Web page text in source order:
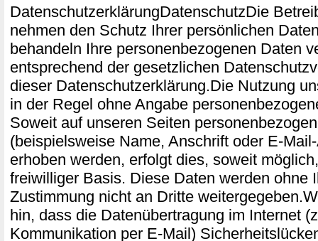
DatenschutzerklärungDatenschutzDie
nehmen den Schutz Ihrer persönlichen
behandeln Ihre personenbezogenen Daten
entsprechend der gesetzlichen
dieser Datenschutzerklärung.Die Nutzung
in der Regel ohne Angabe
Soweit auf unseren Seiten
(beispielsweise Name, Anschrift oder E-
erhoben werden, erfolgt dies, soweit
freiwilliger Basis. Diese Daten werden ohne
Zustimmung nicht an Dritte
hin, dass die Datenübertragung im Internet
Kommunikation per E-Mail)